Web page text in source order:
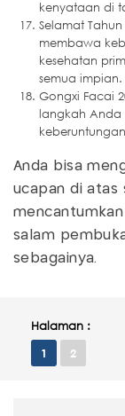
kenyataan di
Selamat
membawa
kesehatan
semua impian.
Gongxi Facai
langkah Anda
Anda bisa
ucapan di atas
salam
sebagainya.
Halaman :
1 2